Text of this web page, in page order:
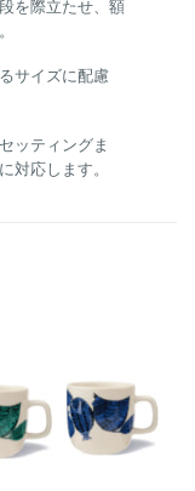
を際立たせ、額
サイズに配慮
ッティングま
対応します。